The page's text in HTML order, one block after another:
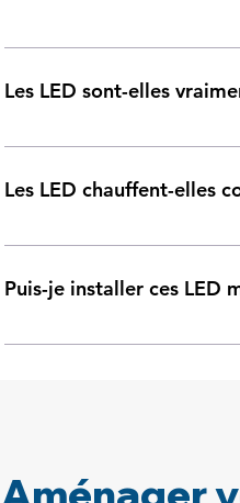
Pas du tout ! Nos LED sont
Les LED sont-elles
Oui, les LED consomment
Les LED chauffent-elles
Non, nos LED ne chauffent
Puis-je installer ces LED
Vous pouvez les installer